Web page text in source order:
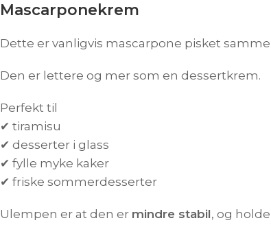
Mascarponekrem
Dette er vanligvis mascarpone pisket
Den er lettere og mer som en dessertkrem.
Perfekt til
✔ tiramisu
✔ desserter i glass
✔ fylle myke kaker
✔ friske sommerdesserter
Ulempen er at den er mindre stabil, og